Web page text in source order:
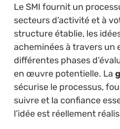
Le SMI fournit un
secteurs d’activité et à
structure établie, les
acheminées à travers un
différentes phases
en œuvre potentielle. La
sécurise le processus,
suivre et la confiance
l’idée est réellement